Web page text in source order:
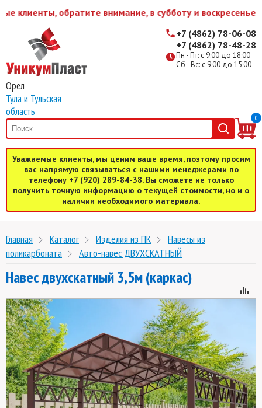
клиенты, обратите внимание, в субботу и воскресенье
Орел
Тула и Тульская
область
Пн - Пт: с 9:00 до 18:00
Сб - Вс: с 9:00 до 15:00
+7 (4862) 78-06-08
+7 (4862) 78-48-28
0
Уважаемые клиенты, мы ценим ваше время, поэтому просим
вас напрямую связываться с нашими менеджерами по
телефону +7 (920) 289-84-38. Вы сможете не только
получить точную информацию о текущей стоимости, но и о
наличии необходимого материала.
Главная Каталог Изделия из ПК
Навесы из
поликарбоната
Авто-навес ДВУХСКАТНЫЙ
Навес двухскатный 3,5м (каркас)